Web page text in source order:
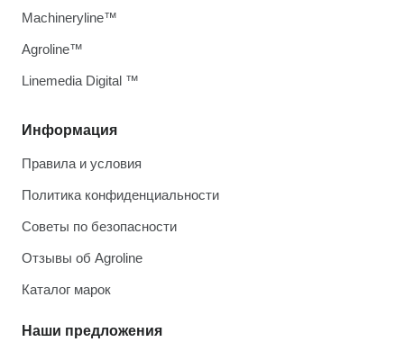
Информация
Правила и условия
Политика конфиденциальности
Советы по безопасности
Отзывы об Agroline
Каталог марок
Наши предложения
Machineryline™
Agroline™
Linemedia Digital ™